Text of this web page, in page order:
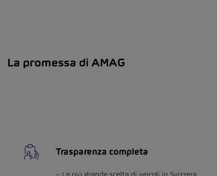
La promessa di AMAG
Trasparenza completa